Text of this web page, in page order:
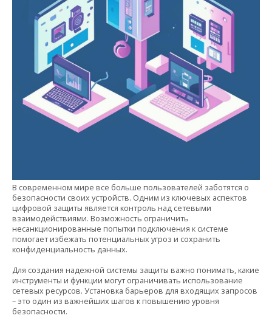
В современном мире все больше пользователей заботятся о
безопасности своих устройств. Одним из ключевых аспектов
цифровой защиты является контроль над сетевыми
взаимодействиями. Возможность ограничить
несанкционированные попытки подключения к системе
помогает избежать потенциальных угроз и сохранить
конфиденциальность данных.
Для создания надежной системы защиты важно понимать, какие
инструменты и функции могут ограничивать использование
сетевых ресурсов. Установка барьеров для входящих запросов
– это один из важнейших шагов к повышению уровня
безопасности.